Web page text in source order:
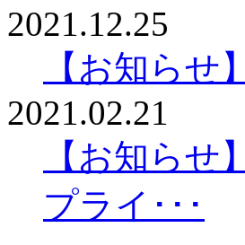
2021.12.25
【お知らせ
2021.02.21
【お知ら
プライ･･･